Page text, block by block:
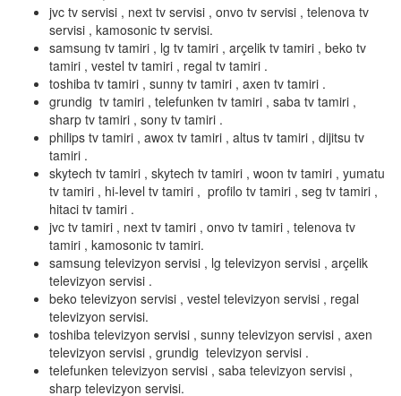
jvc tv servisi , next tv servisi , onvo tv servisi , telenova tv
servisi , kamosonic tv servisi.
samsung tv tamiri , lg tv tamiri , arçelik tv tamiri , beko tv
tamiri , vestel tv tamiri , regal tv tamiri .
toshiba tv tamiri , sunny tv tamiri , axen tv tamiri .
grundig tv tamiri , telefunken tv tamiri , saba tv tamiri ,
sharp tv tamiri , sony tv tamiri .
philips tv tamiri , awox tv tamiri , altus tv tamiri , dijitsu tv
tamiri .
skytech tv tamiri , skytech tv tamiri , woon tv tamiri , yumatu
tv tamiri , hi-level tv tamiri , profilo tv tamiri , seg tv tamiri ,
hitaci tv tamiri .
jvc tv tamiri , next tv tamiri , onvo tv tamiri , telenova tv
tamiri , kamosonic tv tamiri.
samsung televizyon servisi , lg televizyon servisi , arçelik
televizyon servisi .
beko televizyon servisi , vestel televizyon servisi , regal
televizyon servisi.
toshiba televizyon servisi , sunny televizyon servisi , axen
televizyon servisi , grundig televizyon servisi .
telefunken televizyon servisi , saba televizyon servisi ,
sharp televizyon servisi.